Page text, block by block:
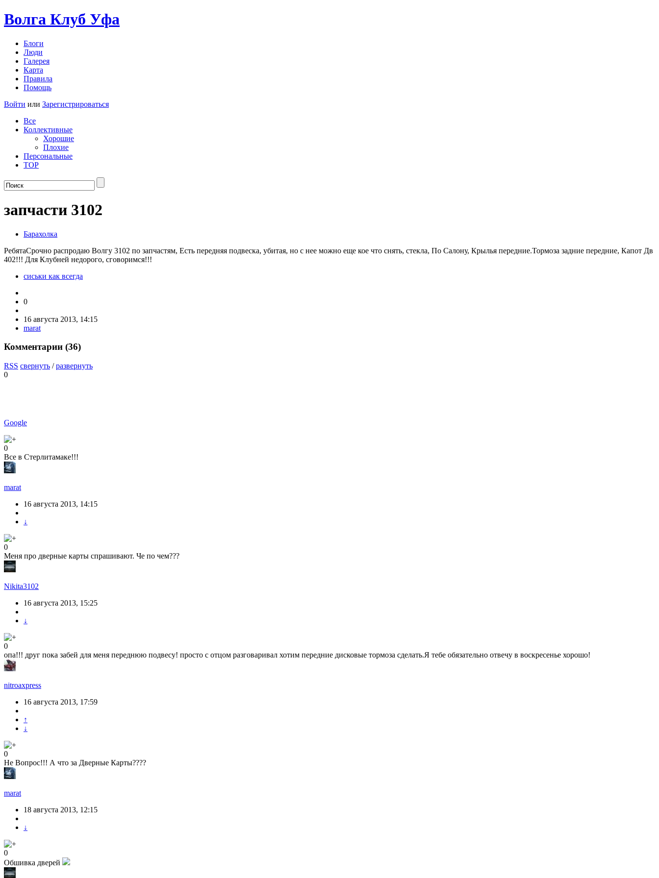
Волга Клуб Уфа
Блоги
Люди
Галерея
Карта
Правила
Помощь
Войти или Зарегистрироваться
Все
Коллективные
Хорошие
Плохие
Персональные
TOP
запчасти 3102
Барахолка
РебятаСрочно распродаю Волгу 3102 по запчастям, Есть передняя подвеска, убитая, но с нее можно еще кое что снять, стекла, По Салону, Крылья передние.Тормоза задние передние, Капот Дв
402!!! Для Клубней недорого, сговоримся!!!
сиськи как всегда
0
16 августа 2013, 14:15
marat
Комментарии (36)
RSS свернуть /развернуть
0
Google
0
Все в Стерлитамаке!!!
marat
16 августа 2013, 14:15
↓
0
Меня про дверные карты спрашивают. Че по чем???
Nikita3102
16 августа 2013, 15:25
↓
0
опа!!! друг пока забей для меня переднюю подвесу! просто с отцом разговаривал хотим передние дисковые тормоза сделать.Я тебе обязательно отвечу в воскресенье хорошо!
nitroaxpress
16 августа 2013, 17:59
↑
↓
0
Не Вопрос!!! А что за Дверные Карты????
marat
18 августа 2013, 12:15
↓
0
Обшивка дверей